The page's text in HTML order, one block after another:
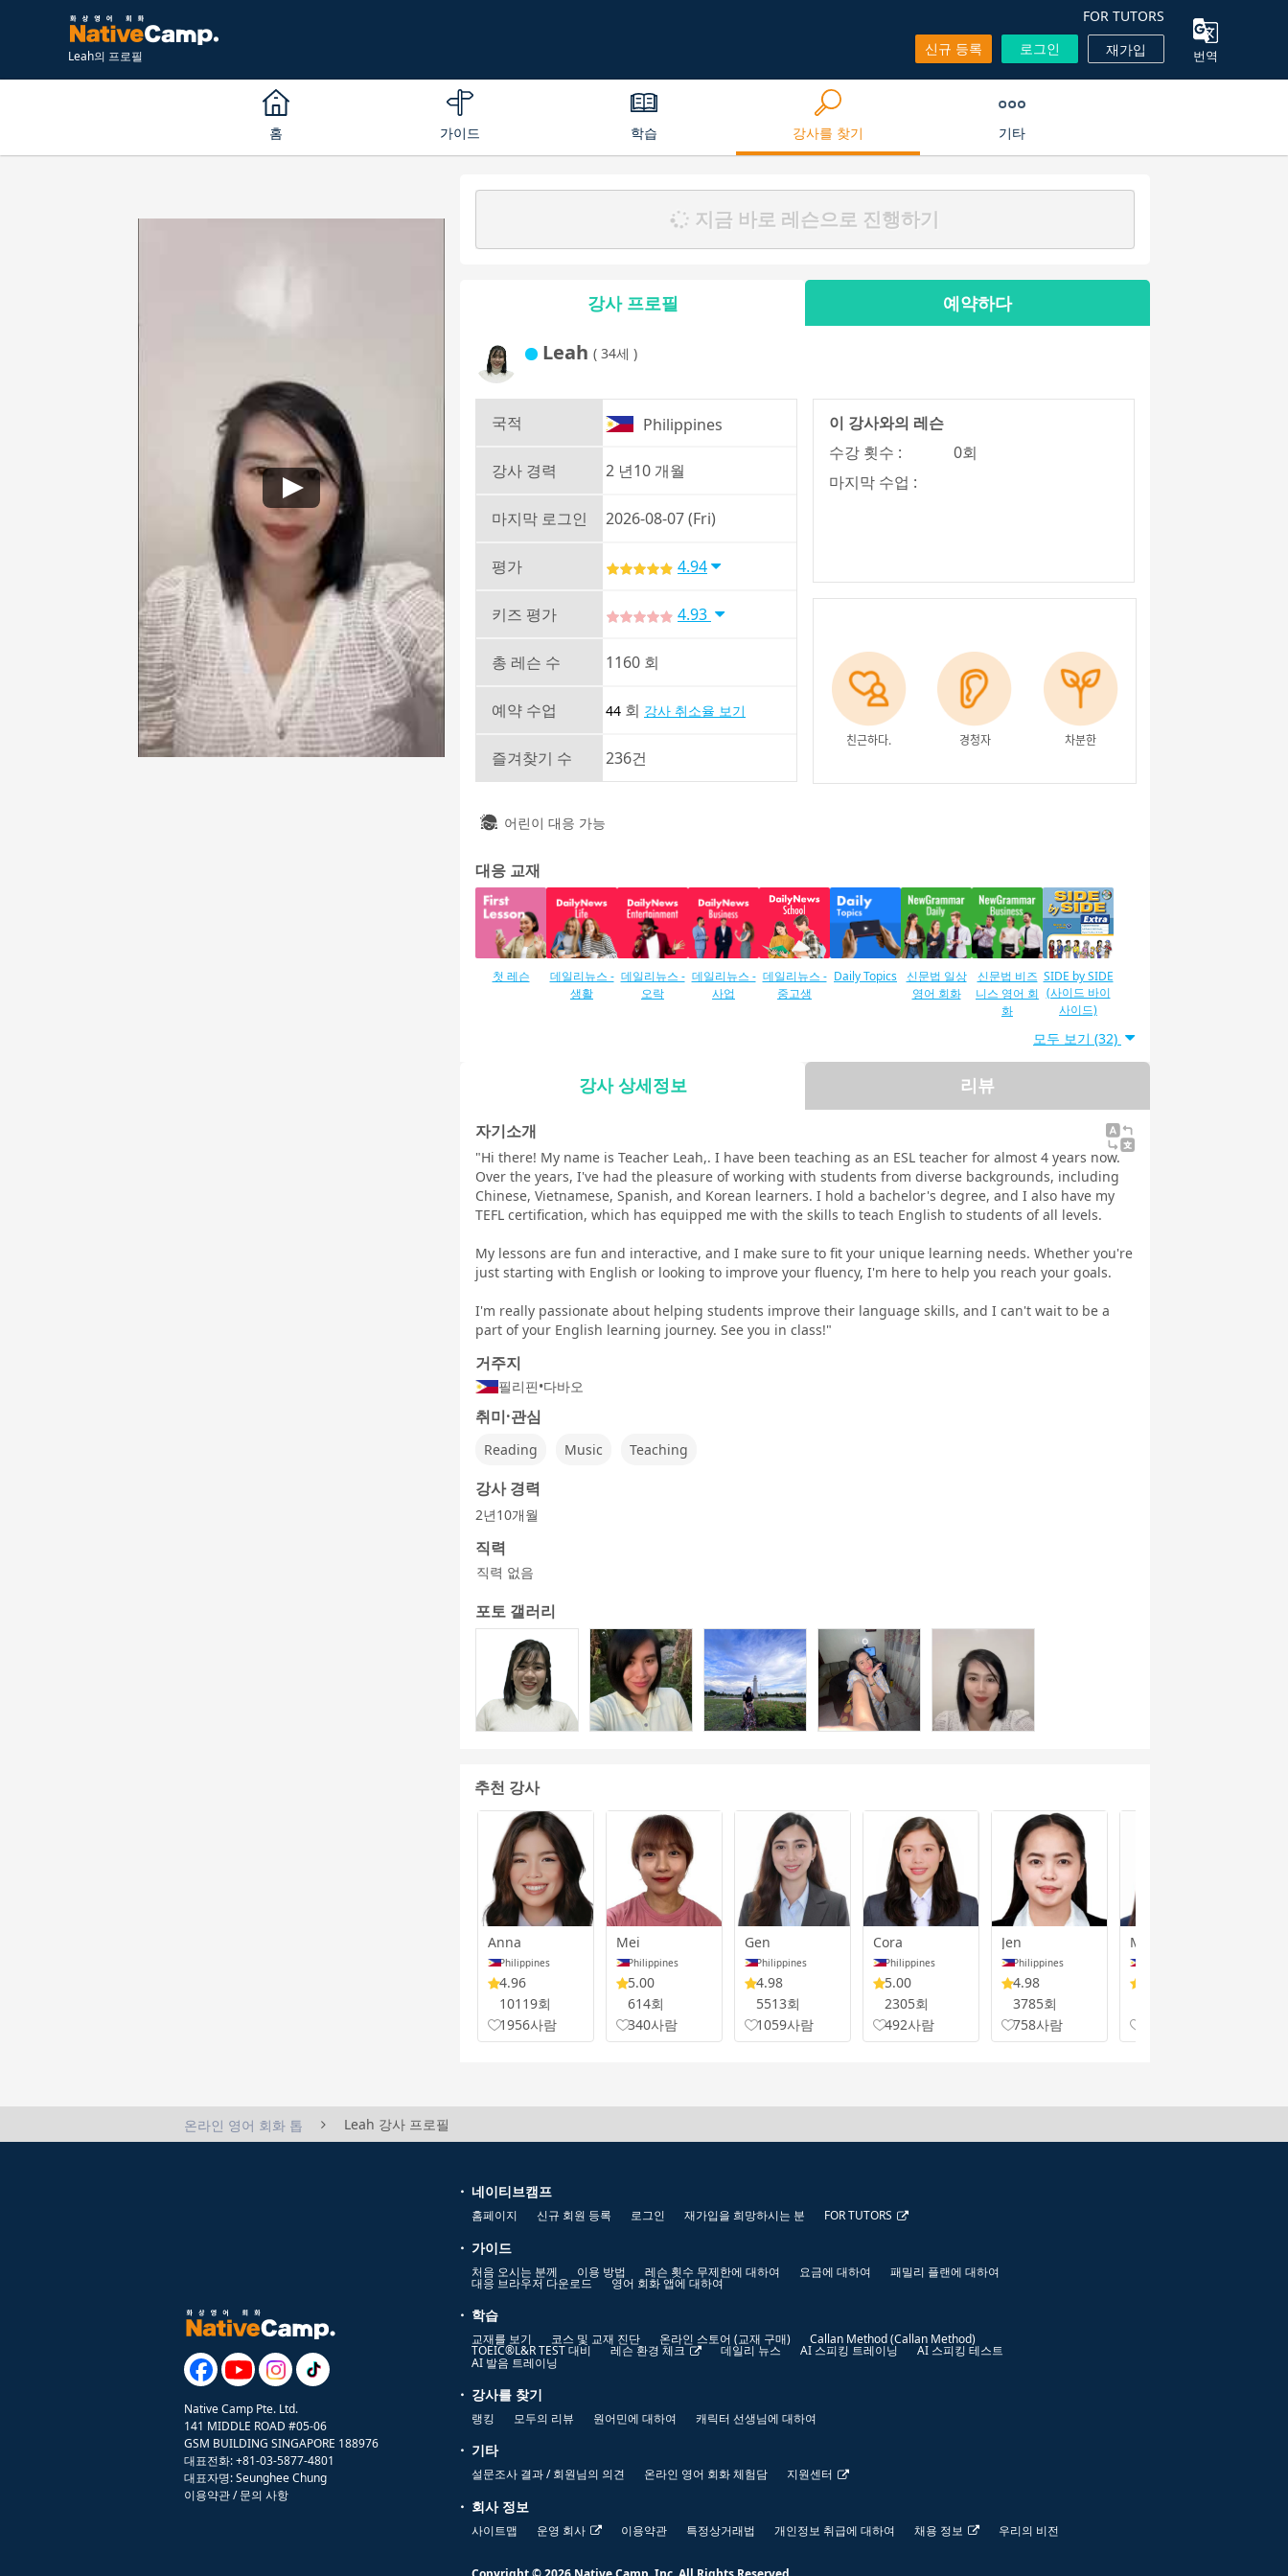
Leah의 프로필
FOR TUTORS
신규 등록
로그인 재가입 번역
홈 가이드 학습 강사를 찾기 기타
지금 바로 레슨으로 진행하기
강사 프로필 예약하다
Leah ( 34세 )
국적 Philippines
강사 경력 2 년10 개월
마지막 로그인 2026-08-07 (Fri)
평가 4.94
키즈 평가 4.93
총 레슨 수 1160 회
예약 수업 44 회 강사 취소율 보기
즐겨찾기 수 236건
이 강사와의 레슨
수강 횟수 :
0회
마지막 수업 :
친근하다. 경청자 차분한
어린이 대응 가능
대응 교재
첫 레슨
데일리뉴스 -
생활
데일리뉴스 -
오락
데일리뉴스 -
사업
데일리뉴스 -
중고생
Daily Topics 신문법 일상
영어 회화
신문법 비즈
니스 영어 회
화
SIDE by SIDE
(사이드 바이
사이드)
교 영어 대화
TOEIC®L & R
로운 형식)
TOEIC®L&R
형식)
TOEIC® 말하
문법
일러스트로
배우는 영문
토픽 토크 스피킹
발음 트레이
닝 기초 - 미국
발음 트레이
닝 발전 - 미국
발음 훈련 실
천 - 미국 영어
실제발음
여행 영어회
화
세계 일주 여
행
5분간 토론
비즈니스 영
어회화
어린이 - 기본
모두 보기 (32)
강사 상세정보 리뷰
자기소개
"Hi there! My name is Teacher Leah,. I have been teaching as an ESL teacher for almost 4 years now.
Over the years, I've had the pleasure of working with students from diverse backgrounds, including
Chinese, Vietnamese, Spanish, and Korean learners. I hold a bachelor's degree, and I also have my
TEFL certification, which has equipped me with the skills to teach English to students of all levels.
My lessons are fun and interactive, and I make sure to fit your unique learning needs. Whether you're
just starting with English or looking to improve your fluency, I'm here to help you reach your goals.
I'm really passionate about helping students improve their language skills, and I can't wait to be a
part of your English learning journey. See you in class!"
거주지
필리핀•다바오
취미·관심
Reading Music Teaching
강사 경력
2년10개월
직력
직력 없음
포토 갤러리
추천 강사
Anna
Philippines
4.96
10119회
1956사람
Mei
Philippines
5.00
614회
340사람
Gen
Philippines
4.98
5513회
1059사람
Cora
Philippines
5.00
2305회
492사람
Jen
Philippines
4.98
3785회
758사람
Maddy
온라인 영어 회화 톱 Leah 강사 프로필
Native Camp Pte. Ltd.
141 MIDDLE ROAD #05-06
GSM BUILDING SINGAPORE 188976
대표전화: +81-03-5877-4801
대표자명: Seunghee Chung
이용약관/문의 사항
네이티브캠프
홈페이지 신규 회원 등록 로그인 재가입을 희망하시는 분 FOR TUTORS
가이드
처음 오시는 분께 이용 방법 레슨 횟수 무제한에 대하여 요금에 대하여 패밀리 플랜에 대하여
대응 브라우저 다운로드 영어 회화 앱에 대하여
학습
교재를 보기 코스 및 교재 진단 온라인 스토어 (교재 구매) Callan Method (Callan Method)
TOEIC®L&R TEST 대비 레슨 환경 체크 데일리 뉴스 AI 스피킹 트레이닝 AI 스피킹 테스트
AI 발음 트레이닝
강사를 찾기
랭킹 모두의 리뷰 원어민에 대하여 캐릭터 선생님에 대하여
기타
설문조사 결과 / 회원님의 의견 온라인 영어 회화 체험담 지원센터
회사 정보
사이트맵 운영 회사 이용약관 특정상거래법 개인정보 취급에 대하여 채용 정보 우리의 비전